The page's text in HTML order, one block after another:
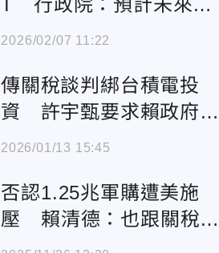
週完成
2026/02/07 11:22
傳關稅談判綁台積電投
資 許宇甄要求賴政府清
楚說明「三件事」
2026/01/13 15:45
否認1.25兆軍購遭美施
壓 賴清德：也跟關稅談
判沒關係